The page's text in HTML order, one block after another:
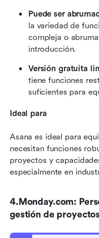
Puede ser
la variedad de
compleja o
introducción.
Versión gratuita
tiene funciones
suficientes para
Ideal para
Asana es ideal para
necesitan funciones
proyectos y
especialmente en
4.Monday.com:
gestión de proyectos